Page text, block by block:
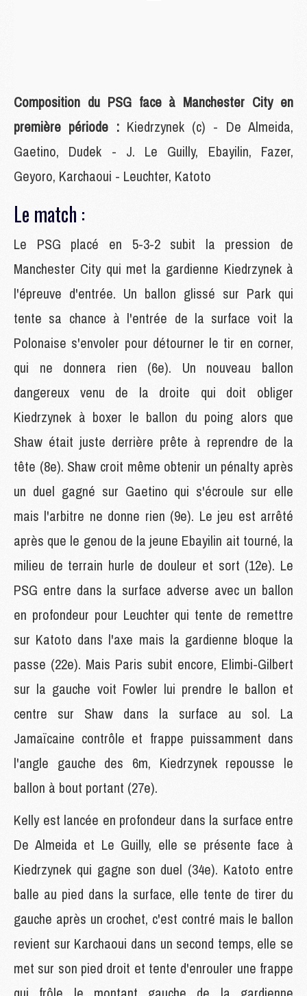
Composition du PSG face à Manchester City en
première période : Kiedrzynek (c) - De Almeida,
Gaetino, Dudek - J. Le Guilly, Ebayilin, Fazer,
Geyoro, Karchaoui - Leuchter, Katoto
Le match :
Le PSG placé en 5-3-2 subit la pression de
Manchester City qui met la gardienne Kiedrzynek à
l'épreuve d'entrée. Un ballon glissé sur Park qui
tente sa chance à l'entrée de la surface voit la
Polonaise s'envoler pour détourner le tir en corner,
qui ne donnera rien (6e). Un nouveau ballon
dangereux venu de la droite qui doit obliger
Kiedrzynek à boxer le ballon du poing alors que
Shaw était juste derrière prête à reprendre de la
tête (8e). Shaw croit même obtenir un pénalty après
un duel gagné sur Gaetino qui s'écroule sur elle
mais l'arbitre ne donne rien (9e). Le jeu est arrêté
après que le genou de la jeune Ebayilin ait tourné, la
milieu de terrain hurle de douleur et sort (12e). Le
PSG entre dans la surface adverse avec un ballon
en profondeur pour Leuchter qui tente de remettre
sur Katoto dans l'axe mais la gardienne bloque la
passe (22e). Mais Paris subit encore, Elimbi-Gilbert
sur la gauche voit Fowler lui prendre le ballon et
centre sur Shaw dans la surface au sol. La
Jamaïcaine contrôle et frappe puissamment dans
l'angle gauche des 6m, Kiedrzynek repousse le
ballon à bout portant (27e).
Kelly est lancée en profondeur dans la surface entre
De Almeida et Le Guilly, elle se présente face à
Kiedrzynek qui gagne son duel (34e). Katoto entre
balle au pied dans la surface, elle tente de tirer du
gauche après un crochet, c'est contré mais le ballon
revient sur Karchaoui dans un second temps, elle se
met sur son pied droit et tente d'enrouler une frappe